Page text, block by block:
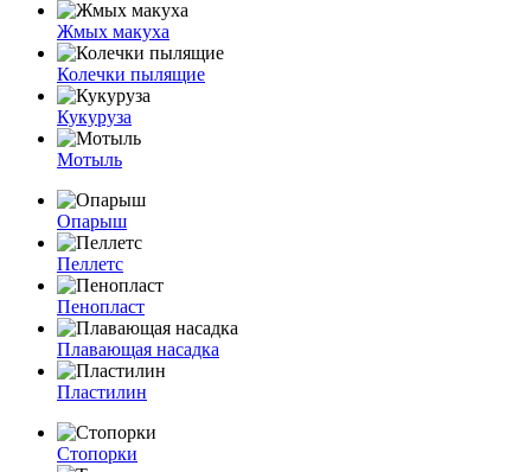
Жмых макуха
Колечки пылящие
Кукуруза
Мотыль
Опарыш
Пеллетс
Пенопласт
Плавающая насадка
Пластилин
Стопорки